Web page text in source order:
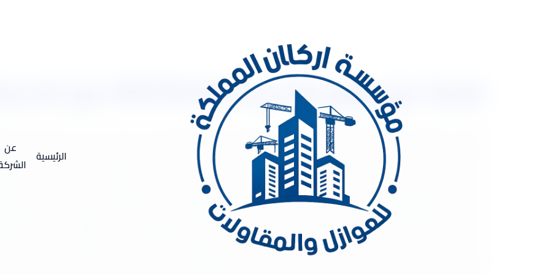
الرئيسية
عن
شركة عزل فوم بالاحساء 053333479 عزل الاسطح عزل الهناجر
شركة عزل فوم بالاحساء 053333479 عزل الاسطح عزل الهناجر شركة عزل فوم بالاحساء . بهدف تحسين كفاءة
واسع في صناعة البناء والهندسة المدنية، وتقدم حلا فعالا للحفاظ على درجة الحرارة المناسبة داخل المباني وتحسين جودة
عنصراً أساسياً في صناعة البناء والهندسة المدنية نظراً لعدة أسباب تجعله ذو أهمية بارزة، منها: توفير الطاقة: عزل الفوم
تسرب الحرارة، مما يقلل من الحمل على أنظمة التدفئة والتبريد ويوفر تكاليف الطاقة. حماية الهيكل البنائي: يساهم عزل الفوم
الخارجية مثل الرطوبة والعوامل الجوية القاسية. تحسين الراحة الحرارية والصوتية: يساهم الفوم في توفير بيئة داخلية
خلال الجدران والأسقف. تقليل انبعاثات الكربون: باعتبارها تقنية توفير الطاقة، يمكن أن يساهم عزل الفوم في تقليل استهلاك
الحراري. زيادة قيمة العقار: تحسين كفاءة العزل يمكن أن يزيد من قيمة العقار نظرًا لتوفيره للراحة والتوفير في تكاليف
إيجابي كبير على كفاءة الطاقة وراحة السكان داخل المباني، مما يبرز أهميته كعنصر حيوي في تصميم المباني الحديثة.